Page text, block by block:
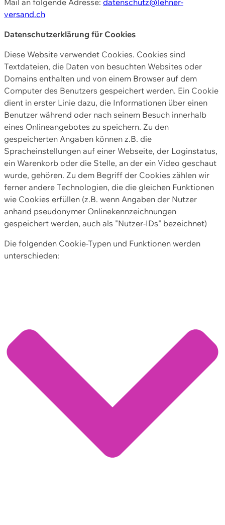
versand.ch
Datenschutzerklärung für Cookies
Diese Website verwendet Cookies. Cookies sind
Textdateien, die Daten von besuchten Websites oder
Domains enthalten und von einem Browser auf dem
Computer des Benutzers gespeichert werden. Ein Cookie
dient in erster Linie dazu, die Informationen über einen
Benutzer während oder nach seinem Besuch innerhalb
eines Onlineangebotes zu speichern. Zu den
gespeicherten Angaben können z.B. die
Spracheinstellungen auf einer Webseite, der Loginstatus,
ein Warenkorb oder die Stelle, an der ein Video geschaut
wurde, gehören. Zu dem Begriff der Cookies zählen wir
ferner andere Technologien, die die gleichen Funktionen
wie Cookies erfüllen (z.B. wenn Angaben der Nutzer
anhand pseudonymer Onlinekennzeichnungen
gespeichert werden, auch als "Nutzer-IDs" bezeichnet)
Die folgenden Cookie-Typen und Funktionen werden
unterschieden: